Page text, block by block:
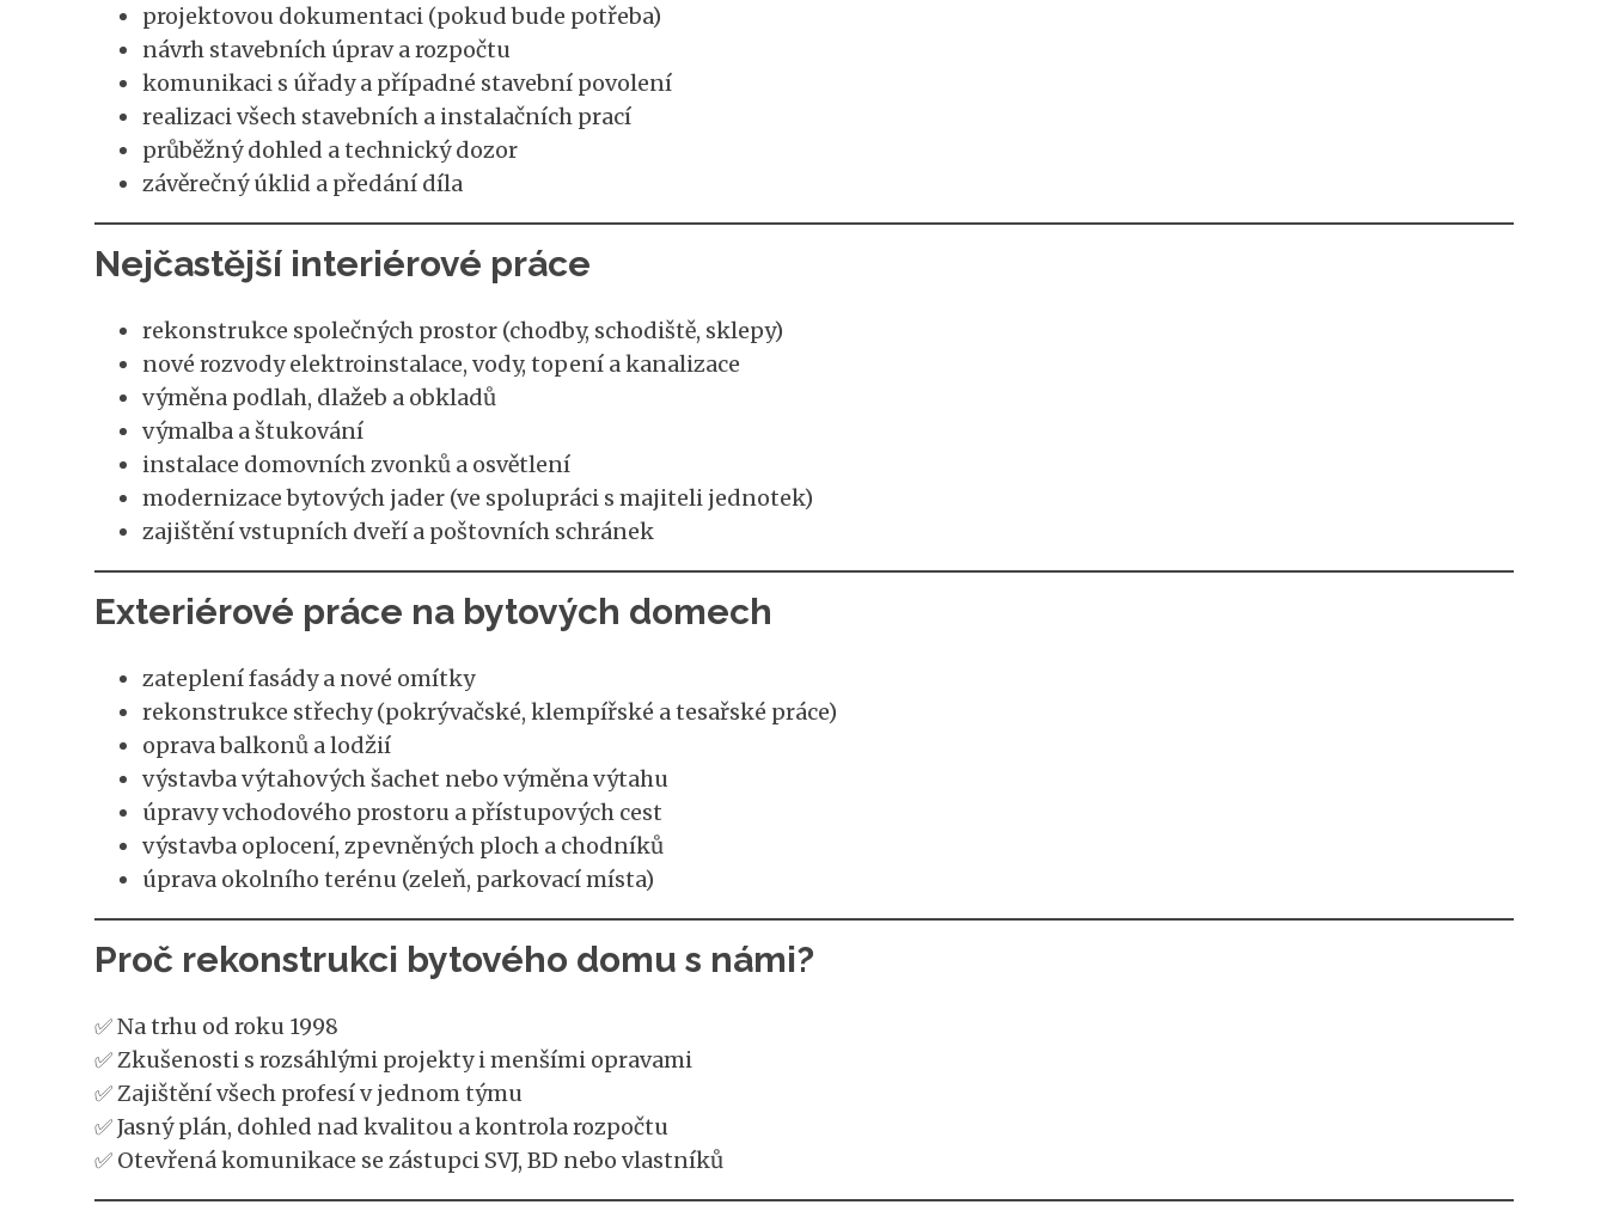
projektovou dokumentaci (pokud bude potřeba)
návrh stavebních úprav a rozpočtu
komunikaci s úřady a případné stavební povolení
realizaci všech stavebních a instalačních prací
průběžný dohled a technický dozor
závěrečný úklid a předání díla
Nejčastější interiérové práce
rekonstrukce společných prostor (chodby, schodiště, sklepy)
nové rozvody elektroinstalace, vody, topení a kanalizace
výměna podlah, dlažeb a obkladů
výmalba a štukování
instalace domovních zvonků a osvětlení
modernizace bytových jader (ve spolupráci s majiteli jednotek)
zajištění vstupních dveří a poštovních schránek
Exteriérové práce na bytových domech
zateplení fasády a nové omítky
rekonstrukce střechy (pokrývačské, klempířské a tesařské práce)
oprava balkonů a lodžií
výstavba výtahových šachet nebo výměna výtahu
úpravy vchodového prostoru a přístupových cest
výstavba oplocení, zpevněných ploch a chodníků
úprava okolního terénu (zeleň, parkovací místa)
Proč rekonstrukci bytového domu s námi?
✅ Na trhu od roku 1998
✅ Zkušenosti s rozsáhlými projekty i menšími opravami
✅ Zajištění všech profesí v jednom týmu
✅ Jasný plán, dohled nad kvalitou a kontrola rozpočtu
✅ Otevřená komunikace se zástupci SVJ, BD nebo vlastníků